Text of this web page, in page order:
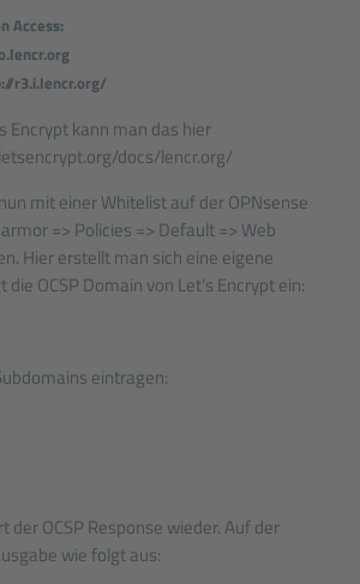
Access:
r3.i.lencr.org/
Encrypt kann man das hier
docs/lencr.org/
mit einer Whitelist auf der OPNsense
=> Policies => Default => Web
Hier erstellt man sich eine eigene
OCSP Domain von Let's Encrypt ein:
eintragen:
der OCSP Response wieder. Auf der
wie folgt aus: